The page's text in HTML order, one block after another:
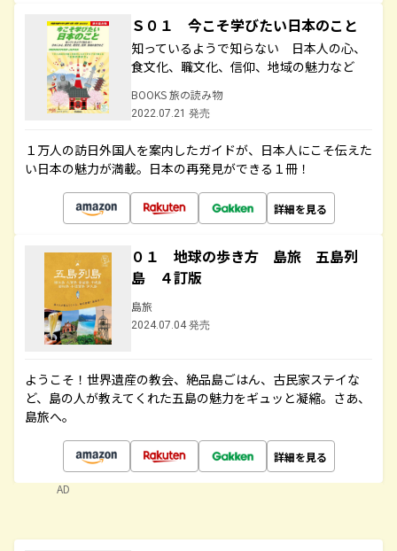
Ｓ０１ 今こそ学びたい日本のこと
知っているようで知らない 日本人の心、
食文化、職文化、信仰、地域の魅力など
BOOKS 旅の読み物
2022.07.21 発売
１万人の訪日外国人を案内したガイドが、日本人にこそ伝えた
い日本の魅力が満載。日本の再発見ができる１冊！
詳細を見る
０１ 地球の歩き方 島旅 五島列
島 ４訂版
島旅
2024.07.04 発売
ようこそ！世界遺産の教会、絶品島ごはん、古民家ステイな
ど、島の人が教えてくれた五島の魅力をギュッと凝縮。さあ、
島旅へ。
詳細を見る
AD